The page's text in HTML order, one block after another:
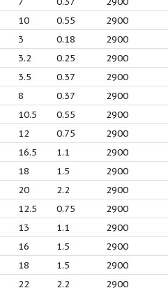
4.2 0.18
6.5 0.25
4.5 0.18
0.25
6.5 0.37
0.37
10 0.55
3 0.18
3.2 0.25
3.5 0.37
0.37
10.5 0.55
12 0.75